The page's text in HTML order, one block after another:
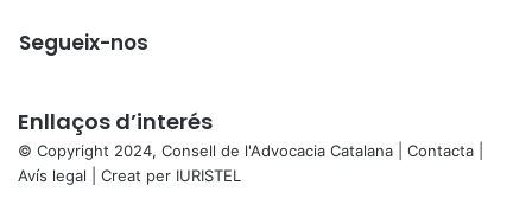
Segueix-nos
Enllaços d’interés
© Copyright 2024, Consell de l'Advocacia Catalana | Contacta
Avís legal | Creat per IURISTEL